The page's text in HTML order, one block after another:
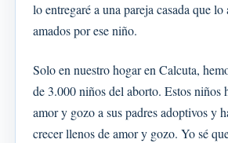
lo entregaré a una pareja casada que lo
amados por ese niño.
Solo en nuestro hogar en Calcuta,
de 3.000 niños del aborto. Estos niños
amor y gozo a sus padres adoptivos y
crecer llenos de amor y gozo. Yo sé